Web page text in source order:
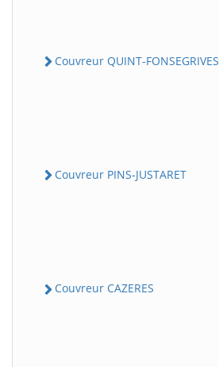
Couvreur QUINT-FONSEGRIVES
Couvreur PINS-JUSTARET
Couvreur CAZERES